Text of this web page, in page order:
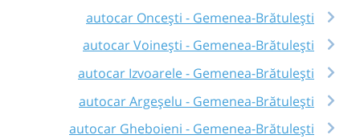
autocar Oncești - Gemenea-Brătulești
autocar Voinești - Gemenea-Brătulești
autocar Izvoarele - Gemenea-Brătulești
autocar Argeșelu - Gemenea-Brătulești
autocar Gheboieni - Gemenea-Brătulești